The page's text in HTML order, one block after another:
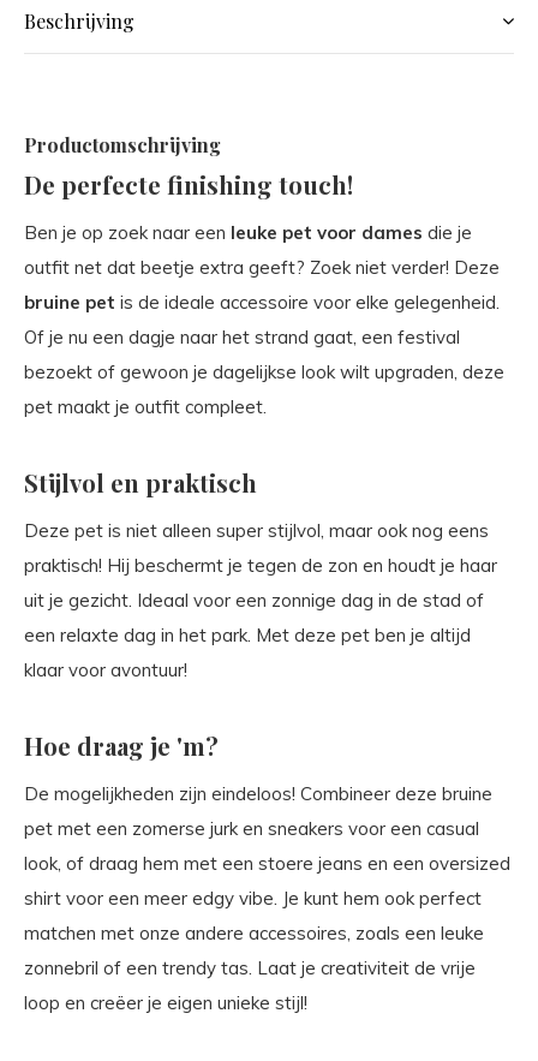
Beschrijving
Productomschrijving
De perfecte finishing touch!
Ben je op zoek naar een leuke pet voor dames die je
outfit net dat beetje extra geeft? Zoek niet verder! Deze
bruine pet is de ideale accessoire voor elke gelegenheid.
Of je nu een dagje naar het strand gaat, een festival
bezoekt of gewoon je dagelijkse look wilt upgraden, deze
pet maakt je outfit compleet.
Stijlvol en praktisch
Deze pet is niet alleen super stijlvol, maar ook nog eens
praktisch! Hij beschermt je tegen de zon en houdt je haar
uit je gezicht. Ideaal voor een zonnige dag in de stad of
een relaxte dag in het park. Met deze pet ben je altijd
klaar voor avontuur!
Hoe draag je 'm?
De mogelijkheden zijn eindeloos! Combineer deze bruine
pet met een zomerse jurk en sneakers voor een casual
look, of draag hem met een stoere jeans en een oversized
shirt voor een meer edgy vibe. Je kunt hem ook perfect
matchen met onze andere accessoires, zoals een leuke
zonnebril of een trendy tas. Laat je creativiteit de vrije
loop en creëer je eigen unieke stijl!